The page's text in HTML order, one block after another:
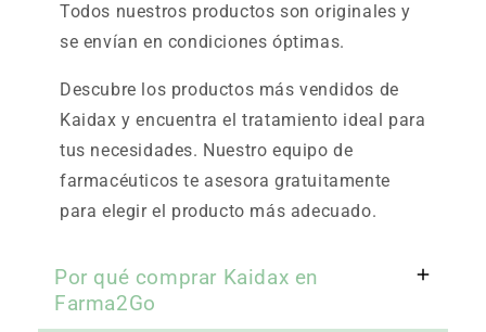
Todos nuestros productos son originales y
se envían en condiciones óptimas.
Descubre los productos más vendidos de
Kaidax y encuentra el tratamiento ideal para
tus necesidades. Nuestro equipo de
farmacéuticos te asesora gratuitamente
para elegir el producto más adecuado.
Por qué comprar Kaidax en
Farma2Go